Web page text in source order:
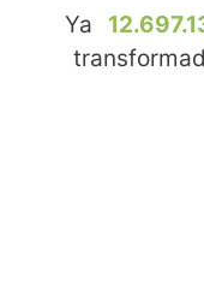
Ya